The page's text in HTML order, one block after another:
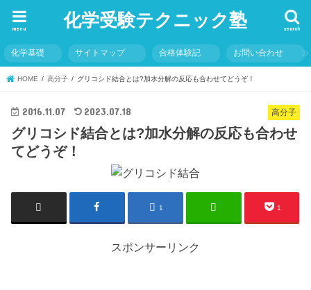
化学受験テクニック塾 search
menu
化学基礎 サイトマップ 合格体験記 お問い合わせ
HOME 高分子 グリコシド結合とは?加水分解の反応も合わせてどうぞ！
高分子
2016.11.07 2023.07.18
グリコシド結合とは?加水分解の反応も合わせ
てどうぞ！
1 1
スポンサーリンク